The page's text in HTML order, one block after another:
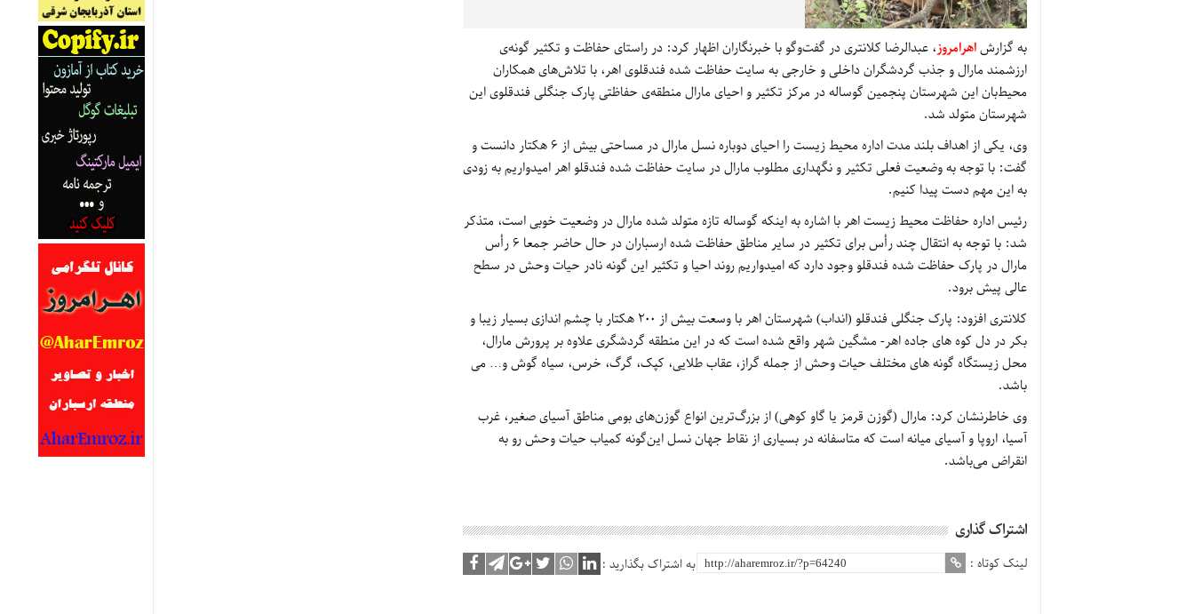
به گزارشاهرامروز، عبدالرضا کلانتری در گفت‌وگو با خبرنگاران اظهار کرد: در راستای حفاظت و تکثیر گونه‌ی
ارزشمند مارال و جذب گردشگران داخلی و خارجی به سایت حفاظت شده‌ فندقلوی اهر، با تلاش‌های همکاران
محیط‌بان این شهرستان پنجمین گوساله در مرکز تکثیر و احیای مارال منطقه‌ی حفاظتی پارک جنگلی فندقلوی این
شهرستان متولد شد.
وی، یکی از اهداف بلند مدت اداره‌ محیط زیست را احیای دوباره‌ نسل مارال در مساحتی بیش از ۶ هکتار دانست و
گفت: با توجه به وضعیت فعلی تکثیر و نگهداری مطلوب مارال در سایت حفاظت شده فندقلو اهر امیدواریم به زودی
به این مهم دست پیدا کنیم.
رئیس اداره حفاظت محیط زیست اهر با اشاره به اینکه گوساله تازه متولد شده مارال در وضعیت خوبی است، متذکر
شد: با توجه به انتقال چند رأس برای تکثیر در سایر مناطق حفاظت شده ارسباران در حال حاضر جمعا ۶ رأس
مارال در پارک حفاظت شده فندقلو وجود دارد که امیدواریم روند احیا و تکثیر این گونه نادر حیات وحش در سطح
عالی پیش برود.
کلانتری افزود: پارک جنگلی فندقلو (انداب) شهرستان اهر با وسعت بیش از ۲٠٠ هکتار با چشم اندازی بسیار زیبا و
بکر در دل کوه های جاده اهر- مشگین شهر واقع شده است که در این منطقه گردشگری علاوه بر پرورش مارال،
محل زیستگاه گونه های مختلف حیات وحش از جمله گراز، عقاب طلایی، کپک، گرگ، خرس، سیاه گوش و… می
باشد.
وی خاطرنشان کرد: مارال (گوزن قرمز یا گاو کوهی) از بزرگ‌ترین انواع گوزن‌های بومی مناطق آسیای صغیر، غرب
آسیا، اروپا و آسیای میانه است که متاسفانه در بسیاری از نقاط جهان نسل این‌گونه کمیاب حیات وحش رو به
انقراض می‌باشد.
اشتراک گذاری
لینک کوتاه : به اشتراک بگذارید :